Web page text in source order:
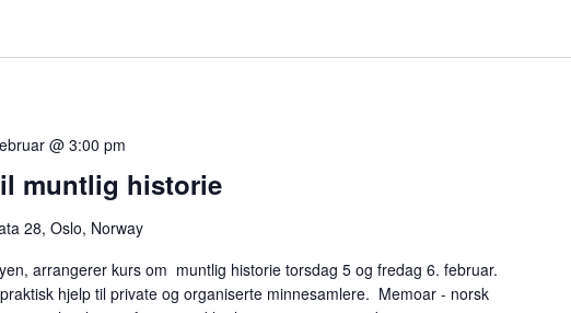
muntlig historie
@ 3:00 pm
28, Oslo, Norway
arrangerer kurs om muntlig historie torsdag 5 og fredag 6. februar.
hjelp til private og organiserte minnesamlere. Memoar - norsk